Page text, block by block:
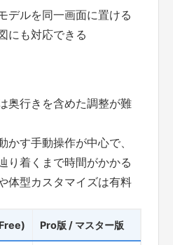
デルを同一画面に置ける
にも対応できる
奥行きを含めた調整が難
かす手動操作が中心で、
り着くまで時間がかかる
体型カスタマイズは有料
Pro版 / マスター版